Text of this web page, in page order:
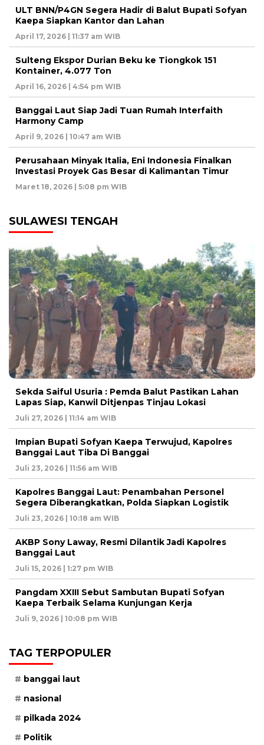
ULT BNN/P4GN Segera Hadir di Balut Bupati Sofyan
Kaepa Siapkan Kantor dan Lahan
April 17, 2026 | 11:37 am WIB
Sulteng Ekspor Durian Beku ke Tiongkok 151
Kontainer, 4.077 Ton
April 16, 2026 | 4:54 pm WIB
Banggai Laut Siap Jadi Tuan Rumah Interfaith
Harmony Camp
April 9, 2026 | 10:47 am WIB
Perusahaan Minyak Italia, Eni Indonesia Finalkan
Investasi Proyek Gas Besar di Kalimantan Timur
Maret 18, 2026 | 5:08 pm WIB
SULAWESI TENGAH
Sekda Saiful Usuria : Pemda Balut Pastikan Lahan
Lapas Siap, Kanwil Ditjenpas Tinjau Lokasi
Juli 27, 2026 | 11:14 am WIB
Impian Bupati Sofyan Kaepa Terwujud, Kapolres
Banggai Laut Tiba Di Banggai
Juli 23, 2026 | 11:56 am WIB
Kapolres Banggai Laut: Penambahan Personel
Segera Diberangkatkan, Polda Siapkan Logistik
Juli 23, 2026 | 10:18 am WIB
AKBP Sony Laway, Resmi Dilantik Jadi Kapolres
Banggai Laut
Juli 15, 2026 | 1:27 pm WIB
Pangdam XXIII Sebut Sambutan Bupati Sofyan
Kaepa Terbaik Selama Kunjungan Kerja
Juli 9, 2026 | 10:08 pm WIB
TAG TERPOPULER
banggai laut
nasional
pilkada 2024
Politik